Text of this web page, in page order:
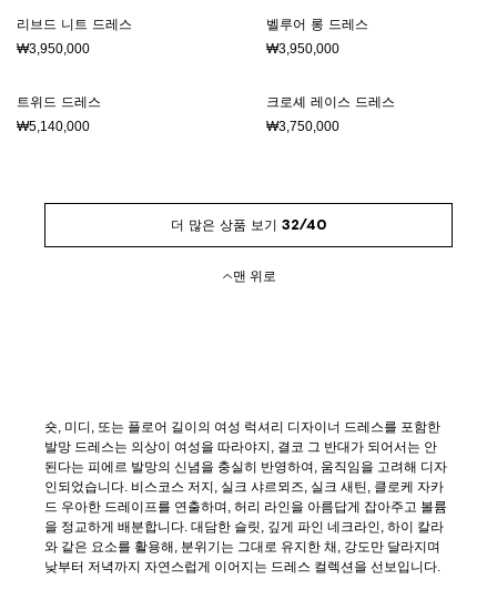
리브드 니트 드레스
₩3,950,000
벨루어 롱 드레스
₩3,950,000
트위드 드레스
₩5,140,000
크로셰 레이스 드레스
₩3,750,000
더 많은 상품 보기 32/40
맨 위로
숏, 미디, 또는 플로어 길이의 여성 럭셔리 디자이너 드레스를 포함한
발망 드레스는 의상이 여성을 따라야지, 결코 그 반대가 되어서는 안
된다는 피에르 발망의 신념을 충실히 반영하여, 움직임을 고려해 디자
인되었습니다. 비스코스 저지, 실크 샤르뫼즈, 실크 새틴, 클로케 자카
드 우아한 드레이프를 연출하며, 허리 라인을 아름답게 잡아주고 볼륨
을 정교하게 배분합니다. 대담한 슬릿, 깊게 파인 네크라인, 하이 칼라
와 같은 요소를 활용해, 분위기는 그대로 유지한 채, 강도만 달라지며
낮부터 저녁까지 자연스럽게 이어지는 드레스 컬렉션을 선보입니다.